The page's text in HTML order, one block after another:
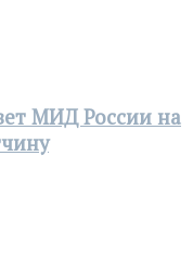
МИД России на